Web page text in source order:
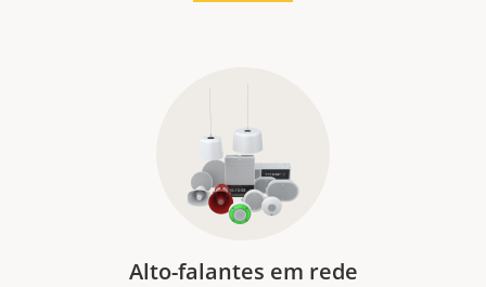
Alto-falantes em rede